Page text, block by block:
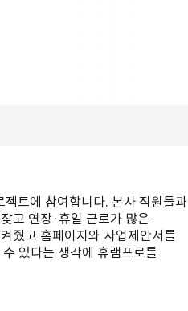
트에 참여합니다. 본사 직원들과
고 연장·휴일 근로가 많은
줬고 홈페이지와 사업제안서를
있다는 생각에 휴램프로를